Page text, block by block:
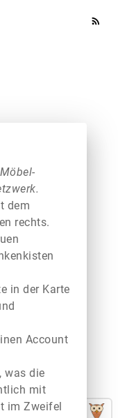
rss_feed
Möbel-
dem
rechts.
in der Karte
Account
was die
mit
im Zweifel